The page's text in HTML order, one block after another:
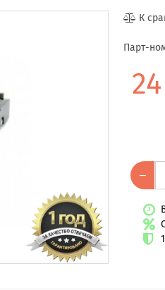
К
Парт-
–